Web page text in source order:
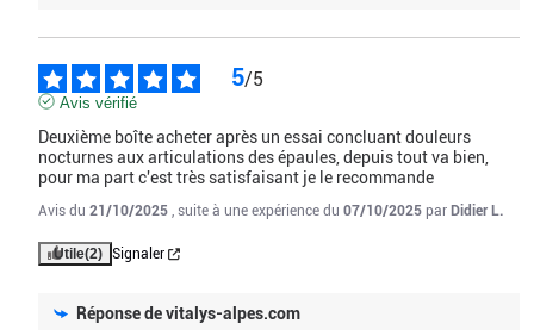
5/5
Avis vérifié
Deuxième boîte acheter après un essai concluant douleurs
nocturnes aux articulations des épaules, depuis tout va bien,
pour ma part c'est très satisfaisant je le recommande
Avis du21/10/2025 , suite à une expérience du07/10/2025 par Didier L.
Utile(2) Signaler
Réponse devitalys-alpes.com